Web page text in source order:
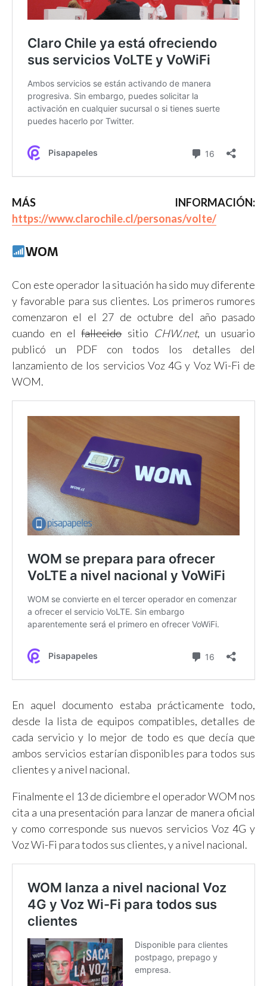
MÁS INFORMACIÓN:
https://www.clarochile.cl/personas/volte/
WOM
Con este operador la situación ha sido muy diferente
y favorable para sus clientes. Los primeros rumores
comenzaron el el 27 de octubre del año pasado
cuando en elfallecidositio CHW.net, un usuario
publicó un PDF con todos los detalles del
lanzamiento de los servicios Voz 4G y Voz Wi-Fi de
WOM.
En aquel documento estaba prácticamente todo,
desde la lista de equipos compatibles, detalles de
cada servicio y lo mejor de todo es que decía que
ambos servicios estarían disponibles para todos sus
clientes y a nivel nacional.
Finalmente el 13 de diciembre el operador WOM nos
cita a una presentación para lanzar de manera oficial
y como corresponde sus nuevos servicios Voz 4G y
Voz Wi-Fi para todos sus clientes, y a nivel nacional.